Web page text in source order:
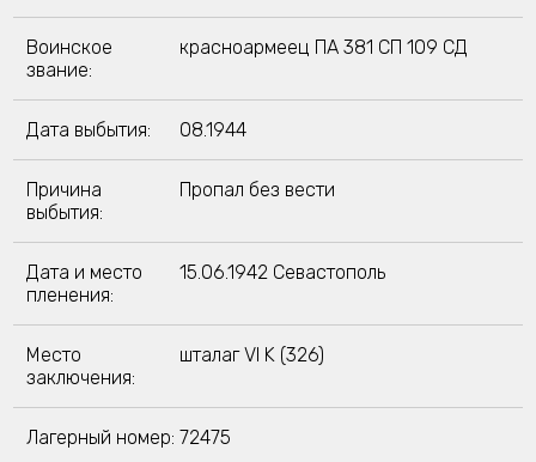
Воинское
звание:
красноармеец ПА 381 СП 109 СД
Дата выбытия: 08.1944
Причина
выбытия:
Пропал без вести
Дата и место
пленения:
15.06.1942 Севастополь
Место
заключения:
шталаг VI K (326)
Лагерный номер: 72475